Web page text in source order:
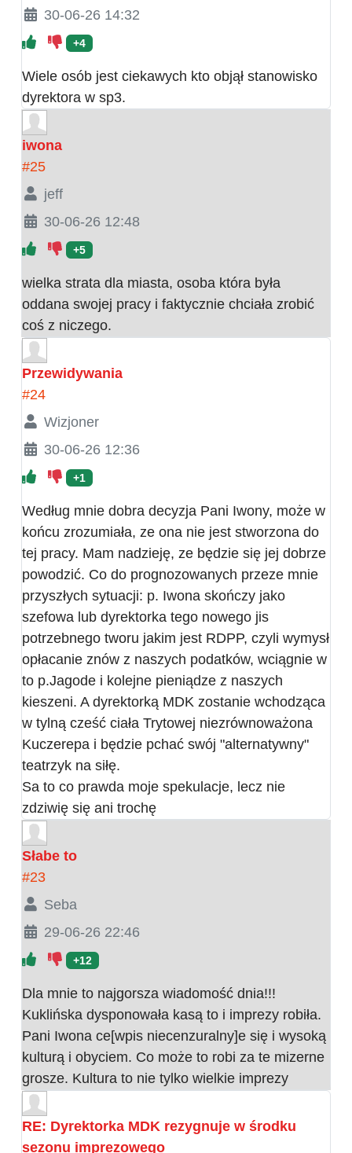
30-06-26 14:32
+4
Wiele osób jest ciekawych kto objął stanowisko
dyrektora w sp3.
iwona
#25
jeff
30-06-26 12:48
+5
wielka strata dla miasta, osoba która była
oddana swojej pracy i faktycznie chciała zrobić
coś z niczego.
Przewidywania
#24
Wizjoner
30-06-26 12:36
+1
Według mnie dobra decyzja Pani Iwony, może w
końcu zrozumiała, ze ona nie jest stworzona do
tej pracy. Mam nadzieję, ze będzie się jej dobrze
powodzić. Co do prognozowanych przeze mnie
przyszłych sytuacji: p. Iwona skończy jako
szefowa lub dyrektorka tego nowego jis
potrzebnego tworu jakim jest RDPP, czyli wymysł
opłacanie znów z naszych podatków, wciągnie w
to p.Jagode i kolejne pieniądze z naszych
kieszeni. A dyrektorką MDK zostanie wchodząca
w tylną cześć ciała Trytowej niezrównoważona
Kuczerepa i będzie pchać swój "alternatywny"
teatrzyk na siłę.
Sa to co prawda moje spekulacje, lecz nie
zdziwię się ani trochę
Słabe to
#23
Seba
29-06-26 22:46
+12
Dla mnie to najgorsza wiadomość dnia!!!
Kuklińska dysponowała kasą to i imprezy robiła.
Pani Iwona ce[wpis niecenzuralny]e się i wysoką
kulturą i obyciem. Co może to robi za te mizerne
grosze. Kultura to nie tylko wielkie imprezy
RE: Dyrektorka MDK rezygnuje w środku
sezonu imprezowego